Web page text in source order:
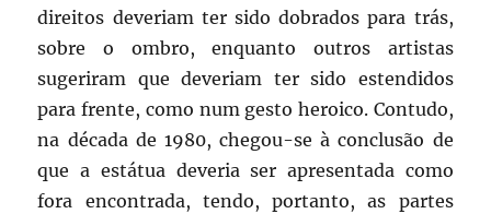
direitos deveriam ter sido dobrados para trás,
sobre o ombro, enquanto outros artistas
sugeriram que deveriam ter sido estendidos
para frente, como num gesto heroico. Contudo,
na década de 1980, chegou-se à conclusão de
que a estátua deveria ser apresentada como
fora encontrada, tendo, portanto, as partes